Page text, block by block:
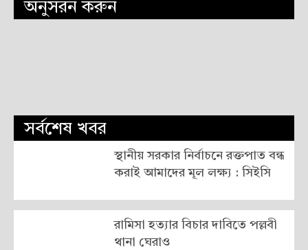
অনুসরন করুন
সর্বশেষ খবর
স্থানীয় সরকার নির্বাচনে রক্তপাত বন্ধ
করাই আমাদের মূল লক্ষ্য : সিইসি
রামিসা হত্যার বিচার দাবিতে পল্লবী
থানা ঘেরাও